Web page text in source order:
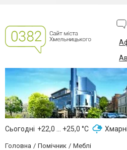
Сьогодні +22,0 ... +25,0 °С
Головна Помічник Меблі